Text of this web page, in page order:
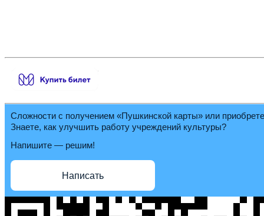
Сложности с получением «Пушкинской карты» или
Знаете, как улучшить работу учреждений культуры?
Напишите — решим!
Написать